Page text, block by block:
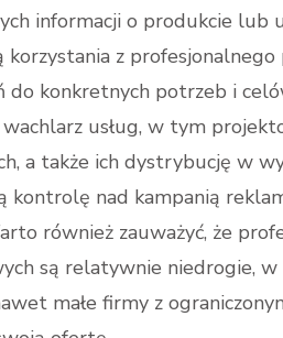
informacji o produkcie lub
korzystania z
do konkretnych potrzeb i
usług, w tym
a także ich dystrybucję w
kontrolę nad kampanią
również zauważyć, że
są relatywnie niedrogie, w
małe firmy z